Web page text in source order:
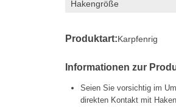
Hakengröße
Produktart:Karpfenrig
Informationen zur
Seien Sie vorsichtig im
direkten Kontakt mit